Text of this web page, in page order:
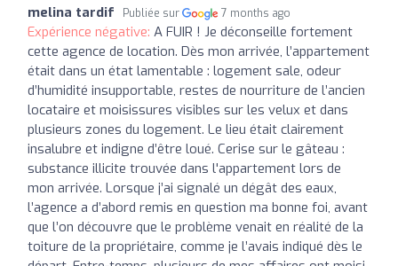
melina tardif Publiée sur 7 months ago
Expérience négative: A FUIR ! Je déconseille fortement
cette agence de location. Dès mon arrivée, l’appartement
était dans un état lamentable : logement sale, odeur
d’humidité insupportable, restes de nourriture de l’ancien
locataire et moisissures visibles sur les velux et dans
plusieurs zones du logement. Le lieu était clairement
insalubre et indigne d’être loué. Cerise sur le gâteau :
substance illicite trouvée dans l'appartement lors de
mon arrivée. Lorsque j’ai signalé un dégât des eaux,
l’agence a d’abord remis en question ma bonne foi, avant
que l’on découvre que le problème venait en réalité de la
toiture de la propriétaire, comme je l’avais indiqué dès le